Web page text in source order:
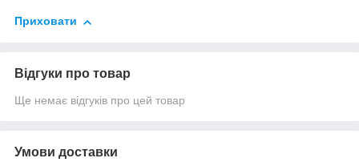
Приховати
Відгуки про товар
Ще немає відгуків про цей товар
Умови доставки